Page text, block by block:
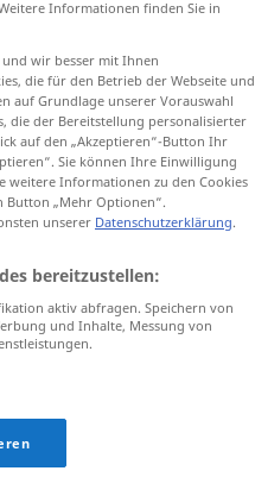
Informationen finden Sie in
wir besser mit Ihnen
die für den Betrieb der Webseite und
auf Grundlage unserer Vorauswahl
die der Bereitstellung personalisierter
auf den „Akzeptieren“-Button Ihr
Sie können Ihre Einwilligung
weitere Informationen zu den Cookies
Button „Mehr Optionen“.
unserer Datenschutzerklärung.
bereitzustellen:
aktiv abfragen. Speichern von
und Inhalte, Messung von